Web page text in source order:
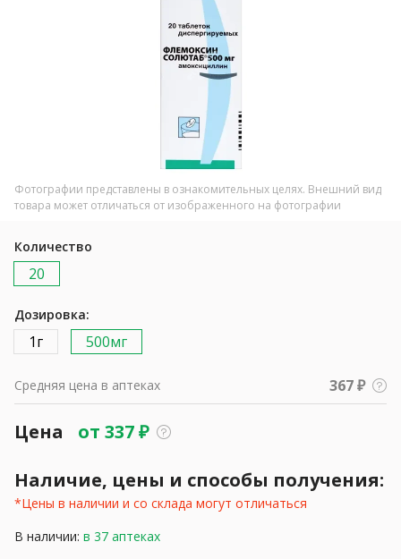
Фотографии представлены в ознакомительных целях. Внешний вид
товара может отличаться от изображенного на фотографии
Количество
20
Дозировка:
1г 500мг
Средняя цена в аптеках 367 ₽
Цена от 337₽
Наличие, цены и способы получения:
*Цены в наличии и со склада могут отличаться
В наличии: в 37 аптеках